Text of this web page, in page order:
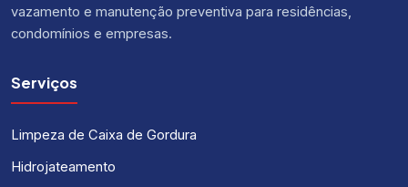
vazamento e manutenção preventiva para residências,
condomínios e empresas.
Serviços
Limpeza de Caixa de Gordura
Hidrojateamento